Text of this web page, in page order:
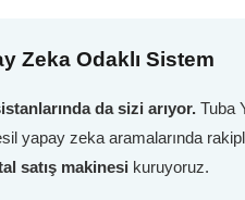
Zeka Odaklı Sistem
da sizi arıyor. Tuba
yapay zeka aramalarında
satış makinesi kuruyoruz.